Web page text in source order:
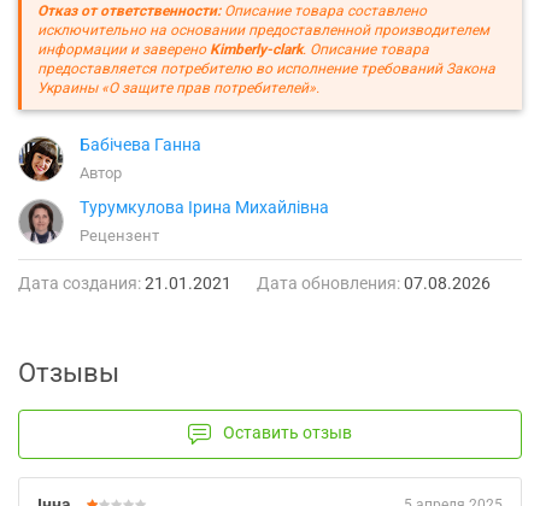
Отказ от ответственности:Описание товара составлено
исключительно на основании предоставленной производителем
информации и заверено Kimberly-clark. Описание товара
предоставляется потребителю во исполнение требований Закона
Украины «О защите прав потребителей».
Бабічева Ганна
Автор
Турумкулова Ірина Михайлівна
Рецензент
Дата создания:21.01.2021 Дата обновления:07.08.2026
Отзывы
Оставить отзыв